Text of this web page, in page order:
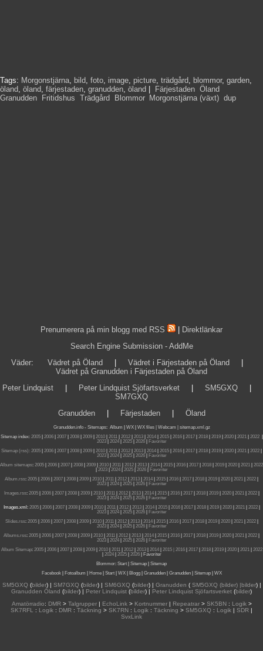
Tags: Morgonstjärna, bild, foto, image, picture, trädgård, blommor, garden,
öland, öland, färjestaden, granudden, öland Färjestaden Öland
Granudden
Fritidshus Trädgård Blommor, Morgonstjärna (växt) dup
Prenumerera på min blogg med RSS
Direktlänkar
Search Engine Submission - AddMe
Väder: Vädret på Öland Vädret i Färjestaden på Öland
Vädret på Granudden i Färjestaden på Öland
Peter Lindquist
Peter Lindquist Sjöfartsverket SM5GXQ
SM7GXQ
Granudden| Färjestaden| Öland
Granudden.info- Sitemaps: Album WX WX files | Webcam |
sitemap.xml.gz
Sitemap index: 2005| 2006| 2007| 2008| 2009| 2010| 2011| 2012| 2013| 2014| 2015| 2016| 2017| 2018| 2019| 2020| 2021| 2022|
2023| 2024| 2025| 2026|
Favoriter
Sitemap (rss): 2005 2006 2007 2008 2009 2010 2011 2012 2013 2014 2015 2016 2017 2018 2019 2020 2021 2022
2023| 2024| 2025| 2026|
Favoriter
Album sitemaps: 2005 2006 2007 2008 2009 2010 2011 2012 2013 2014 2015 2016 2017 2018 2019 2020 2021
2022
2023| 2024| 2025| 2026|
Favoriter
Album.rss: 2005 2006 2007 2008 2009 2010 2011 2012 2013 2014 2015 2016 2017 2018 2019 2020 2021 2022
2023| 2024| 2025| 2026|
Favoriter
Images.rss: 2005| 2006| 2007| 2008| 2009| 2010| 2011| 2012| 2013| 2014| 2015| 2016| 2017| 2018| 2019| 2020| 2021| 2022|
2023| 2024| 2025| 2026|
Favoriter
Images.xml: 2005| 2006| 2007| 2008| 2009| 2010| 2011| 2012| 2013| 2014| 2015| 2016| 2017| 2018| 2019| 2020| 2021| 2022|
2023| 2024| 2025| 2026|
Favoriter
Slides.rss: 2005| 2006| 2007| 2008| 2009| 2010| 2011| 2012| 2013| 2014| 2015| 2016| 2017| 2018| 2019| 2020| 2021| 2022|
2023| 2024| 2025| 2026|
Favoriter
Albums.rss: 2005 2006 2007 2008 2009 2010 2011 2012 2013 2014 2015 2016 2017 2018 2019 2020 2021 2022
2023| 2024| 2025| 2026|
Favoriter
Album Sitemap: 2005| 2006| 2007| 2008| 2009| 2010| 2011| 2012| 2013| 2014| 2015 | 2016| 2017| 2018| 2019| 2020| 2021| 2022
2024| 2025| 2026|
Favoriter
Blommor: Start Sitemap
Sitemap
Facebook| Fotoalbum Home| Start| WX| Blogg| Granudden| Granudden| Sitemap| WX
SM5GXQ(bilder) | SM7GXQ(bilder) | SM6GXQ(bilder) | Granudden (SM5GXQ (bilder) |bilder) |
Granudden Öland (bilder) | Peter Lindquist (bilder) | Peter Lindquist Sjöfartsverket (bilder)
Amatörradio: DMR> Talgrupper| EchoLink> Kortnummer| Repeatrar> SK5BN: Logik>
SK7RFL
: Logik : DMR : Täckning > SK7RN : Logik : Täckning > SM5GXQ : Logik | SDR |
SvxLink